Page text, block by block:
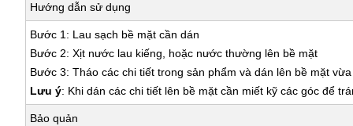
Hướng dẫn sử dụng
Bước 1: Lau sạch bề mặt cần dán
Bước 2: Xịt nước lau kiếng, hoặc nước thường lên bề mặt
Bước 3: Tháo các chi tiết trong sản phẩm và dán lên bề mặt
Lưu ý: Khi dán các chi tiết lên bề mặt cần miết kỹ các góc để
Bảo quản